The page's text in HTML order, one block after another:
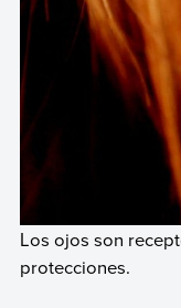
Los ojos son
protecciones.